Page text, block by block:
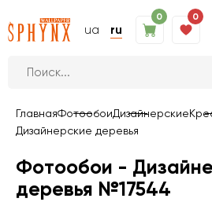
ua ru
0 0
ГлавнаяФотообоиДизайнерские
Дизайнерские деревья
Фотообои -
деревья №17544